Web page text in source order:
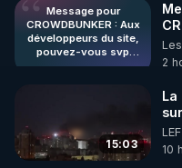
Message pour
CROWDBUNKER : Aux
développeurs du site,
pouvez-vous svp
remettre la
pratique et sans ça,
nous n'avons pas
envie de perdre du
2
15:03
La
LEF
10